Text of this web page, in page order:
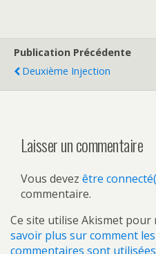
Publication Précédente
Deuxième Injection
Laisser un commentaire
Vous devez être
commentaire.
Ce site utilise Akismet pour
savoir plus sur comment
commentaires sont utilisées